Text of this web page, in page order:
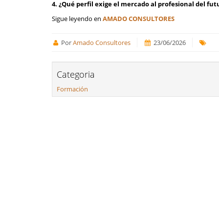
4. ¿Qué perfil exige el mercado al profesional del
Sigue leyendo en AMADO CONSULTORES
PorAmado Consultores 23/06/2026
Categoria
Formación